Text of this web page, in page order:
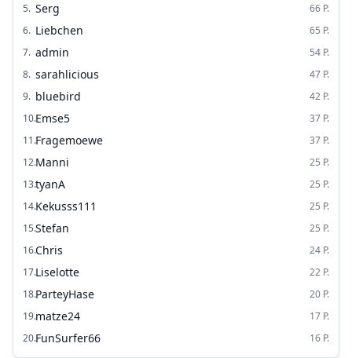
5. Serg 66 P.
6. Liebchen 65 P.
7. admin 54 P.
8. sarahlicious 47 P.
9. bluebird 42 P.
10.Emse5 37 P.
11.Fragemoewe 37 P.
12.Manni 25 P.
13.tyanA 25 P.
14.Kekusss111 25 P.
15.Stefan 25 P.
16.Chris 24 P.
17.Liselotte 22 P.
18.ParteyHase 20 P.
19.matze24 17 P.
20.FunSurfer66 16 P.